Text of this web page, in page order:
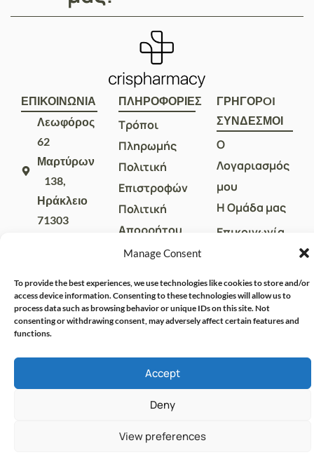
Manage Consent
To provide the best experiences, we use technologies like cookies to store and/or
access device information. Consenting to these technologies will allow us to
process data such as browsing behavior or unique IDs on this site. Not
consenting or withdrawing consent, may adversely affect certain features and
functions.
Accept
Deny
View preferences
ΕΠΙΚΟΙΝΩΝΙΑ
Λεωφόρος
62
Μαρτύρων
138,
Ηράκλειο
71303
313857
ΠΛΗΡΟΦΟΡΙΕΣ
Τρόποι
Πληρωμής
Πολιτική
Επιστροφών
Πολιτική
Απορρήτου
Όροι Χρήσης
ΓΡΗΓΟΡOI
ΣΥΝΔΕΣΜΟΙ
Ο
Λογαριασμός
μου
Η Ομάδα μας
Επικοινωνία
CONSULTING